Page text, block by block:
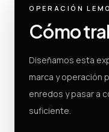
OPERACIÓN
Cómo
Diseñamos esta
marca y operación
enredos y pasar a
suficiente.